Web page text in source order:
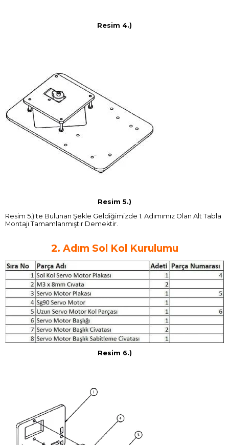
Resim 4.)
Resim 5.)
Resim 5.)'te Bulunan Şekle Geldiğimizde 1. Adımımız Olan Alt Tabla
Montajı Tamamlanmıştır Demektir.
2. Adım Sol Kol Kurulumu
Resim 6.)